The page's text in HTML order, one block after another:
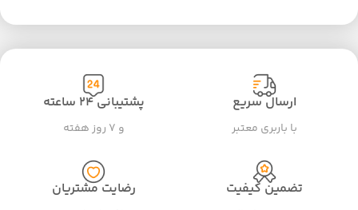
ارسال سریع
با باربری معتبر
پشتیبانی ۲۴ ساعته
و ۷ روز هفته
تضمین کیفیت رضایت مشتریان